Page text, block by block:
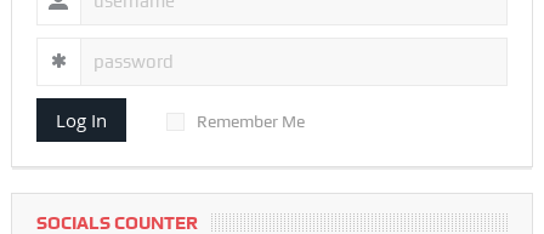
Log In Remember Me
SOCIALS COUNTER